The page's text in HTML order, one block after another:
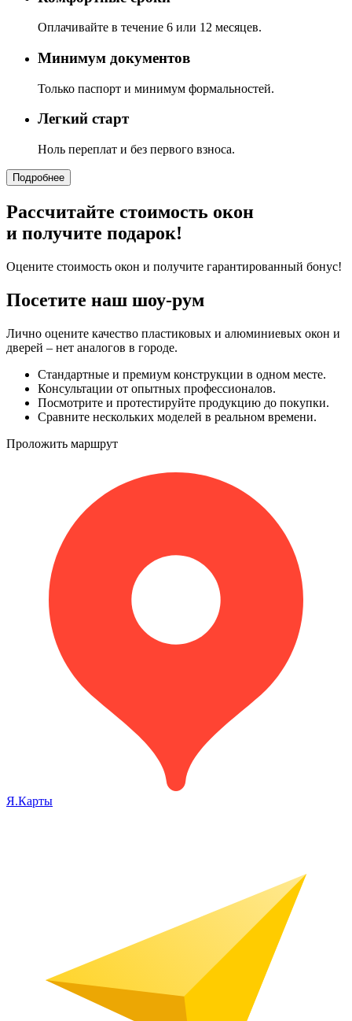
Оплачивайте в течение 6 или 12 месяцев.
Минимум документов
Только паспорт и минимум формальностей.
Легкий старт
Ноль переплат и без первого взноса.
Подробнее
Рассчитайте стоимость окон
и получите подарок!
Оцените стоимость окон и получите гарантированный бонус!
Посетите наш шоу-рум
Лично оцените качество пластиковых и алюминиевых окон и
дверей – нет аналогов в городе.
Стандартные и премиум конструкции в одном месте.
Консультации от опытных профессионалов.
Посмотрите и протестируйте продукцию до покупки.
Сравните нескольких моделей в реальном времени.
Проложить маршрут
Я.Карты